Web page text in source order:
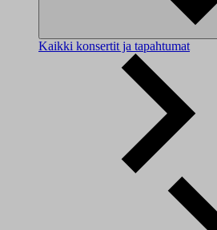
Kaikki konsertit ja tapahtumat